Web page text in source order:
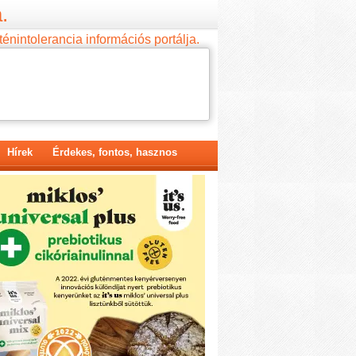
információs portálja.
Hírek Érdekes, fontos, hasznos